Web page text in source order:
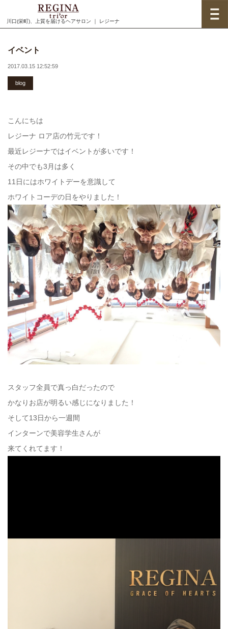
川口(栄町)、上質を届けるヘアサロン ｜ レジーナ
イベント
2017.03.15 12:52:59
blog
こんにちは
レジーナ ロア店の竹元です！
最近レジーナではイベントが多いです！
その中でも3月は多く
11日にはホワイトデーを意識して
ホワイトコーデの日をやりました！
スタッフ全員で真っ白だったので
かなりお店が明るい感じになりました！
そして13日から一週間
インターンで美容学生さんが
来てくれてます！